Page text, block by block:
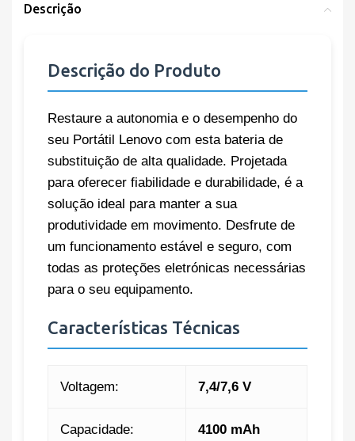
Descrição
Descrição do Produto
Restaure a autonomia e o desempenho do
seu Portátil Lenovo com esta bateria de
substituição de alta qualidade. Projetada
para oferecer fiabilidade e durabilidade, é a
solução ideal para manter a sua
produtividade em movimento. Desfrute de
um funcionamento estável e seguro, com
todas as proteções eletrónicas necessárias
para o seu equipamento.
Características Técnicas
Voltagem: 7,4/7,6 V
Capacidade: 4100 mAh